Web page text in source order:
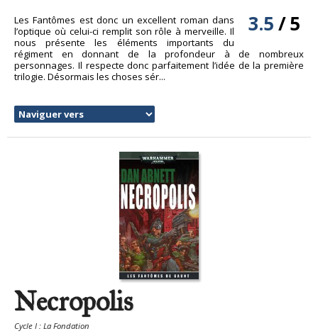
3.5/5
Les Fantômes est donc un excellent roman dans
l’optique où celui-ci remplit son rôle à merveille. Il
nous présente les éléments importants du
régiment en donnant de la profondeur à de nombreux
personnages. Il respecte donc parfaitement l’idée de la première
trilogie. Désormais les choses sér...
Necropolis
Cycle I : La Fondation